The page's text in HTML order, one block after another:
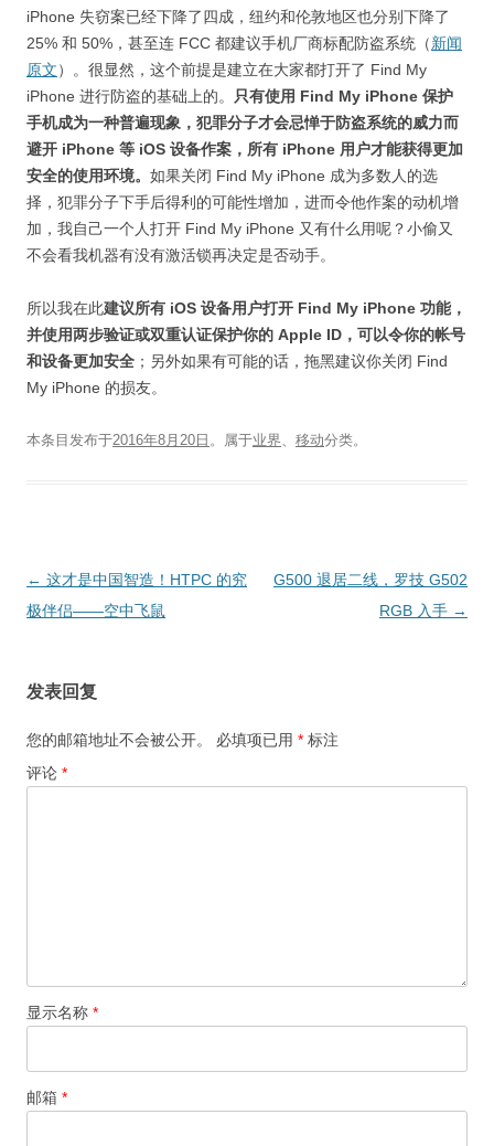
iPhone 失窃案已经下降了四成，纽约和伦敦地区也分别下降了
25% 和 50%，甚至连 FCC 都建议手机厂商标配防盗系统（新闻
原文）。很显然，这个前提是建立在大家都打开了 Find My
iPhone 进行防盗的基础上的。
只有使用 Find My iPhone 保护
手机成为一种普遍现象，犯罪分子才会忌惮于防盗系统的威力而
避开 iPhone 等 iOS 设备作案，所有 iPhone 用户才能获得更加
安全的使用环境。 如果关闭 Find My iPhone 成为多数人的选
择，犯罪分子下手后得利的可能性增加，进而令他作案的动机增
加，我自己一个人打开 Find My iPhone 又有什么用呢？小偷又
不会看我机器有没有激活锁再决定是否动手。
所以我在此建议所有 iOS 设备用户打开 Find My iPhone 功能，
并使用两步验证或双重认证保护你的 Apple ID，可以令你的帐号
和设备更加安全 ；另外如果有可能的话，拖黑建议你关闭 Find
My iPhone 的损友。
本条目发布于2016年8月20日 。属于业界 移动分类。
文
章
← 这才是中国智造！HTPC 的究
极伴侣——空中飞鼠
G500 退居二线，罗技 G502
RGB 入手 →
发表回复
您的邮箱地址不会被公开。 必填项已用 * 标注
评论 *
显示名称 *
邮箱 *